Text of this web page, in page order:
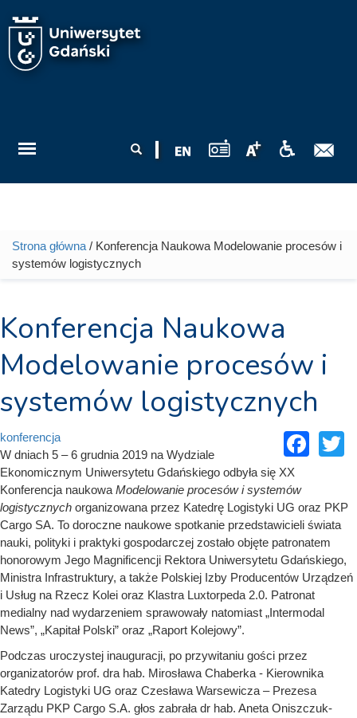
wyszukiwania
Jesteś tutaj
Strona główna / Konferencja Naukowa Modelowanie procesów i
systemów logistycznych
Konferencja Naukowa
Modelowanie procesów i
systemów logistycznych
konferencja
W dniach 5 – 6 grudnia 2019 na Wydziale
Ekonomicznym Uniwersytetu Gdańskiego odbyła się XX
Konferencja naukowa Modelowanie procesów i systemów
logistycznych organizowana przez Katedrę Logistyki UG oraz PKP
Cargo SA. To doroczne naukowe spotkanie przedstawicieli świata
nauki, polityki i praktyki gospodarczej zostało objęte patronatem
honorowym Jego Magnificencji Rektora Uniwersytetu Gdańskiego,
Ministra Infrastruktury, a także Polskiej Izby Producentów Urządzeń
i Usług na Rzecz Kolei oraz Klastra Luxtorpeda 2.0. Patronat
medialny nad wydarzeniem sprawowały natomiast „Intermodal
News”, „Kapitał Polski” oraz „Raport Kolejowy”.
Podczas uroczystej inauguracji, po przywitaniu gości przez
organizatorów prof. dra hab. Mirosława Chaberka - Kierownika
Katedry Logistyki UG oraz Czesława Warsewicza – Prezesa
Zarządu PKP Cargo S.A. głos zabrała dr hab. Aneta Oniszczuk-